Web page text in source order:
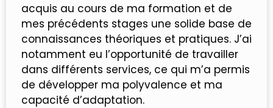
acquis au cours de ma formation et de
mes précédents stages une solide base de
connaissances théoriques et pratiques. J’ai
notamment eu l’opportunité de travailler
dans différents services, ce qui m’a permis
de développer ma polyvalence et ma
capacité d’adaptation.